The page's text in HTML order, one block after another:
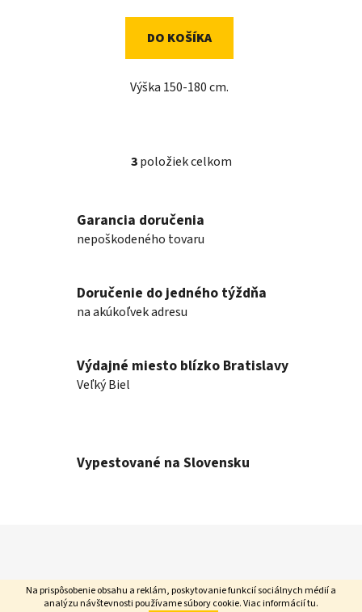
Na prispôsobenie obsahu a reklám, poskytovanie funkcií sociálnych médií a
analýzu návštevnosti používame súbory cookie. Viac informáciítu.
DO KOŠÍKA
Výška 150-180 cm.
O
á
d
i
e
v
p
i
3položiek celkom
Garancia doručenia
nepoškodeného tovaru
Doručenie do jedného týždňa
na akúkoľvek adresu
Výdajné miesto blízko Bratislavy
Veľký Biel
Vypestované na Slovensku
p